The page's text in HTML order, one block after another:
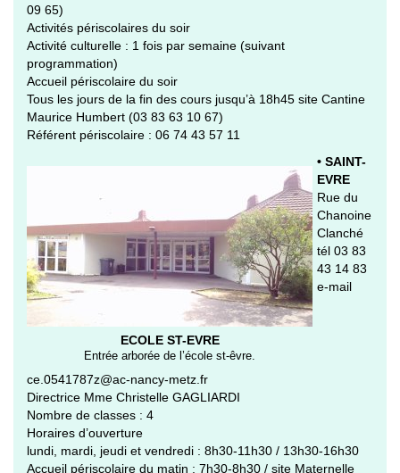
09 65)
Activités périscolaires du soir
Activité culturelle : 1 fois par semaine (suivant
programmation)
Accueil périscolaire du soir
Tous les jours de la fin des cours jusqu’à 18h45 site Cantine
Maurice Humbert (03 83 63 10 67)
Référent périscolaire : 06 74 43 57 11
ECOLE ST-EVRE
Entrée arborée de l’école st-êvre.
• SAINT-
EVRE
Rue du
Chanoine
Clanché
tél 03 83
43 14 83
e-mail
ce.0541787z@ac-nancy-metz.fr
Directrice Mme Christelle GAGLIARDI
Nombre de classes : 4
Horaires d’ouverture
lundi, mardi, jeudi et vendredi : 8h30-11h30 / 13h30-16h30
Accueil périscolaire du matin : 7h30-8h30 / site Maternelle